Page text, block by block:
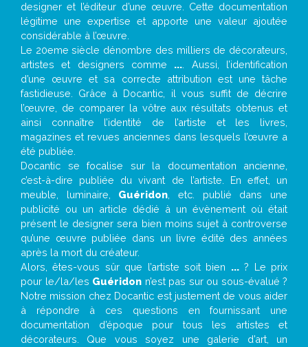
designer et l’éditeur d’une œuvre. Cette documentation
légitime une expertise et apporte une valeur ajoutée
considérable à l’œuvre.
Le 20eme siècle dénombre des milliers de décorateurs,
artistes et designers comme ... . Aussi, l’identification
d’une œuvre et sa correcte attribution est une tâche
fastidieuse. Grâce à Docantic, il vous suffit de décrire
l’œuvre, de comparer la vôtre aux résultats obtenus et
ainsi connaître l’identité de l’artiste et les livres,
magazines et revues anciennes dans lesquels l’œuvre a
été publiée.
Docantic se focalise sur la documentation ancienne,
c’est-à-dire publiée du vivant de l’artiste. En effet, un
meuble, luminaire, Guéridon , etc. publié dans une
publicité ou un article dédié à un évènement où était
présent le designer sera bien moins sujet à controverse
qu’une œuvre publiée dans un livre édité des années
après la mort du créateur.
Alors, êtes-vous sûr que l’artiste soit bien ...? Le prix
pour le/la/les Guéridon n’est pas sur ou sous-évalué ?
Notre mission chez Docantic est justement de vous aider
à répondre à ces questions en fournissant une
documentation d’époque pour tous les artistes et
décorateurs. Que vous soyez une galerie d’art, un